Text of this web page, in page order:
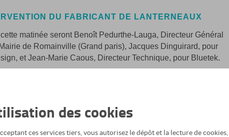
DU FABRICANT DE LANTERNEAUX
matinée seront Benoît Pedurthe-Lauga, Directeur Général
de Romainville (Grand paris), Jacques Dinguirard, pour
et Jean-Marie Caous, Directeur Technique, pour Bluetek.
spécialisée dans la fabrication d’appareils de toiture, est
répondre aux problématiques d’entreprises et de
concrets de modélisation BIM d’équipements
des cookies
ces services tiers, vous autorisez le dépôt et la lecture de